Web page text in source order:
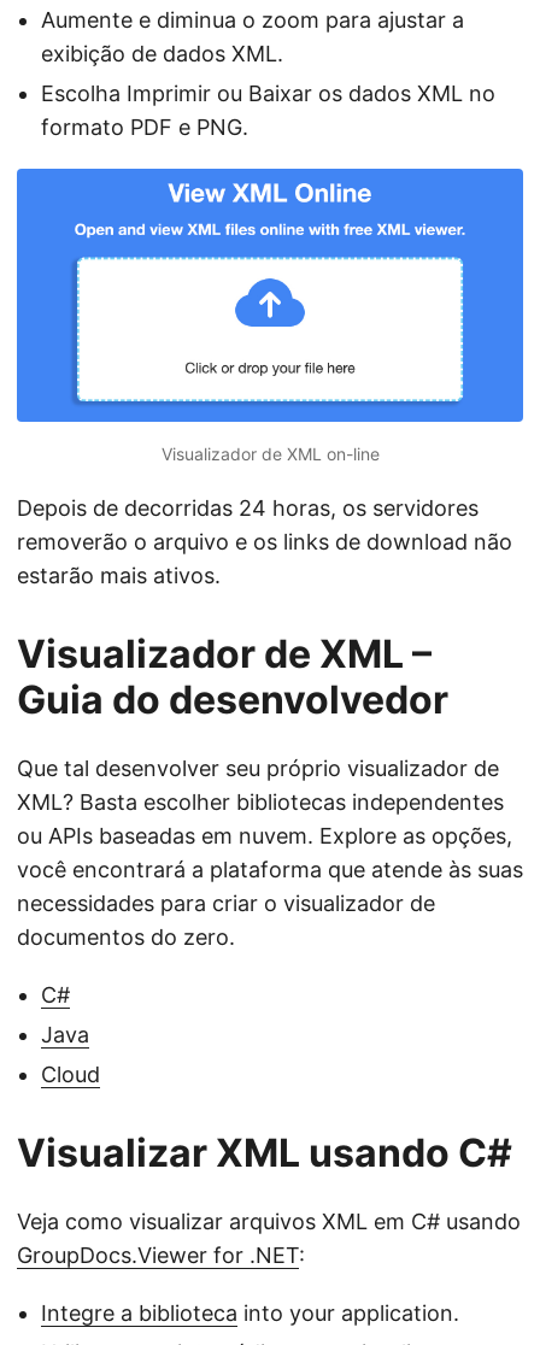
Aumente e diminua o zoom para ajustar a
exibição de dados XML.
Escolha Imprimir ou Baixar os dados XML no
formato PDF e PNG.
Visualizador de XML on-line
Depois de decorridas 24 horas, os servidores
removerão o arquivo e os links de download não
estarão mais ativos.
Visualizador de XML –
Guia do desenvolvedor
Que tal desenvolver seu próprio visualizador de
XML? Basta escolher bibliotecas independentes
ou APIs baseadas em nuvem. Explore as opções,
você encontrará a plataforma que atende às suas
necessidades para criar o visualizador de
documentos do zero.
C#
Java
Cloud
Visualizar XML usando C#
Veja como visualizar arquivos XML em C# usando
GroupDocs.Viewer for .NET:
Integre a biblioteca into your application.